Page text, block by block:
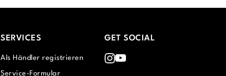
SERVICES
Als Händler registrieren
Service-Formular
GET SOCIAL
Instagram
Youtube